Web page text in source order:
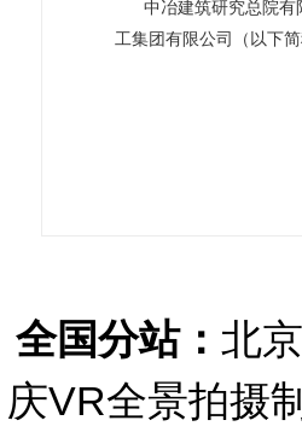
中冶建筑研究总院有
工集团有限公司（以下
全国分站： 北
庆VR全景拍摄